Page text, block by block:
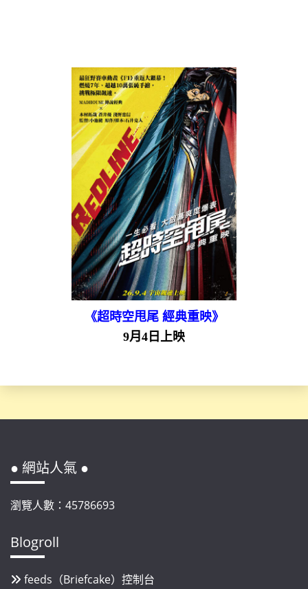
《超時空甩尾 經典重映》
9月4日上映
● 網站人氣 ●
瀏覽人數：45786693
Blogroll
feeds（Briefcake）控制台